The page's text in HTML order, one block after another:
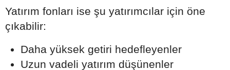
Yatırım fonları ise şu yatırımcılar için öne
çıkabilir:
Daha yüksek getiri hedefleyenler
Uzun vadeli yatırım düşünenler